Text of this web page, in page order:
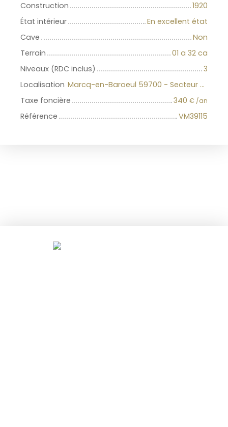
Construction
1920
État intérieur
En excellent état
Cave
Non
Terrain
01 a 32 ca
Niveaux (RDC inclus)
3
Localisation
Marcq-en-Baroeul 59700 - Secteur Marcq-Wasquehal-Mouvaux
Taxe foncière
340 € /an
Référence VM39115